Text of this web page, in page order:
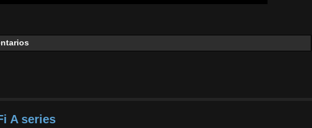
A series